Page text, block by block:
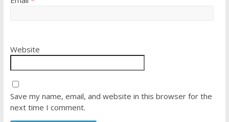
Website
Save my name, email, and website in this browser for the
next time I comment.